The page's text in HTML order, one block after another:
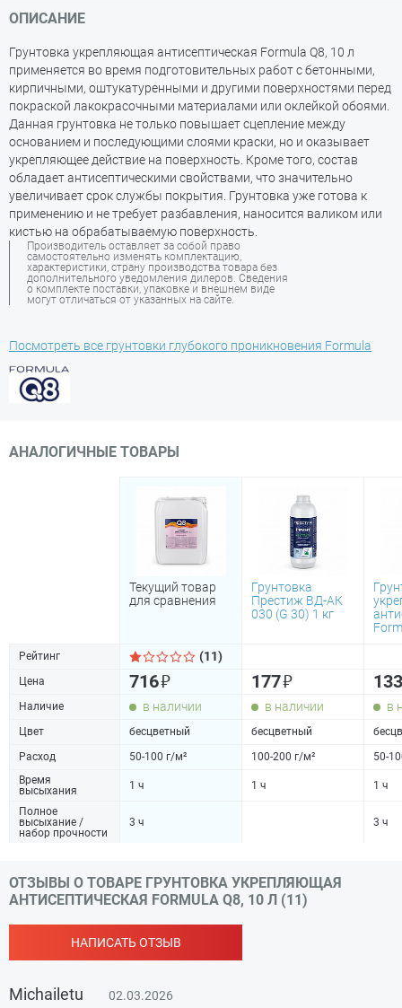
ОПИСАНИЕ
Грунтовка укрепляющая антисептическая Formula Q8, 10 л
применяется во время подготовительных работ с бетонными,
кирпичными, оштукатуренными и другими поверхностями перед
покраской лакокрасочными материалами или оклейкой обоями.
Данная грунтовка не только повышает сцепление между
основанием и последующими слоями краски, но и оказывает
укрепляющее действие на поверхность. Кроме того, состав
обладает антисептическими свойствами, что значительно
увеличивает срок службы покрытия. Грунтовка уже готова к
применению и не требует разбавления, наносится валиком или
кистью на обрабатываемую поверхность.
Производитель оставляет за собой право
самостоятельно изменять комплектацию,
характеристики, страну производства товара без
дополнительного уведомления дилеров. Сведения
о комплекте поставки, упаковке и внешнем виде
могут отличаться от указанных на сайте.
Посмотреть все грунтовки глубокого проникновения Formula
АНАЛОГИЧНЫЕ ТОВАРЫ
Текущий товар
для сравнения
Грунтовка
Престиж ВД-АК
030 (G 30) 1 кг
Рейтинг (11)
Цена 716₽ 177₽
Наличие в наличии в наличии в
Цвет бесцветный бесцветный
Расход
50-100 г/м² 100-200 г/м²
50-
Время
высыхания
1 ч 1 ч 1 ч
Полное
высыхание /
набор прочности
3 ч 3 ч
ОТЗЫВЫ О ТОВАРЕ ГРУНТОВКА УКРЕПЛЯЮЩАЯ
АНТИСЕПТИЧЕСКАЯ FORMULA Q8, 10 Л (11)
НАПИСАТЬ ОТЗЫВ
Michailetu 02.03.2026